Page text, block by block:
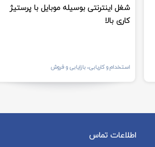
شغل اینترنتی بوسیله موبایل با پرستیژ
کاری بالا
استخدام و کاریابی، بازایابی و فروش
اطلاعات تماس